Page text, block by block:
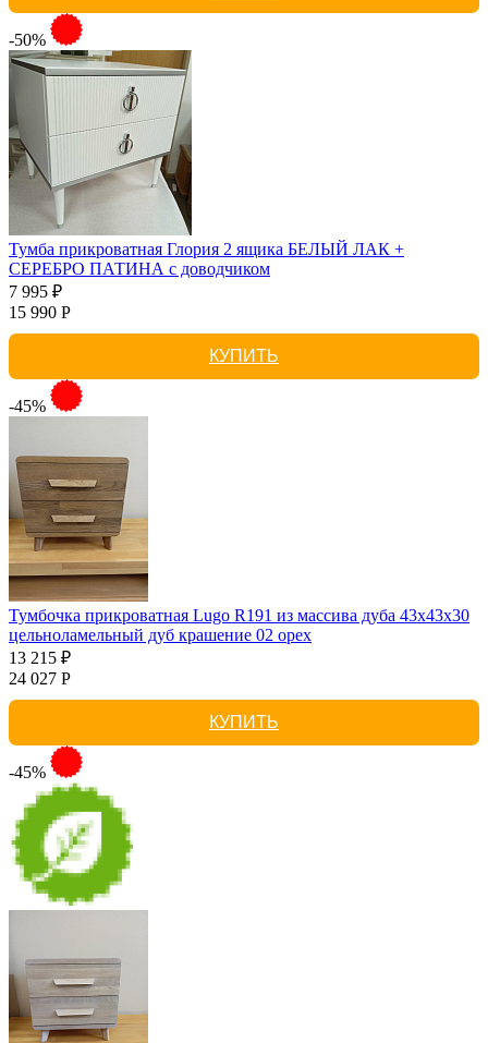
-50%
Тумба прикроватная Глория 2 ящика БЕЛЫЙ ЛАК +
СЕРЕБРО ПАТИНА с доводчиком
7 995 ₽
15 990 Р
КУПИТЬ
-45%
Тумбочка прикроватная Lugo R191 из массива дуба 43х43х30
цельноламельный дуб крашение 02 орех
13 215 ₽
24 027 Р
КУПИТЬ
-45%